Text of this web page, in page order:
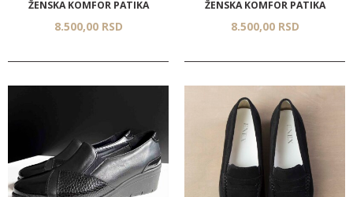
ŽENSKA KOMFOR PATIKA
8.500,00 RSD
ŽENSKA KOMFOR PATIKA
8.500,00 RSD